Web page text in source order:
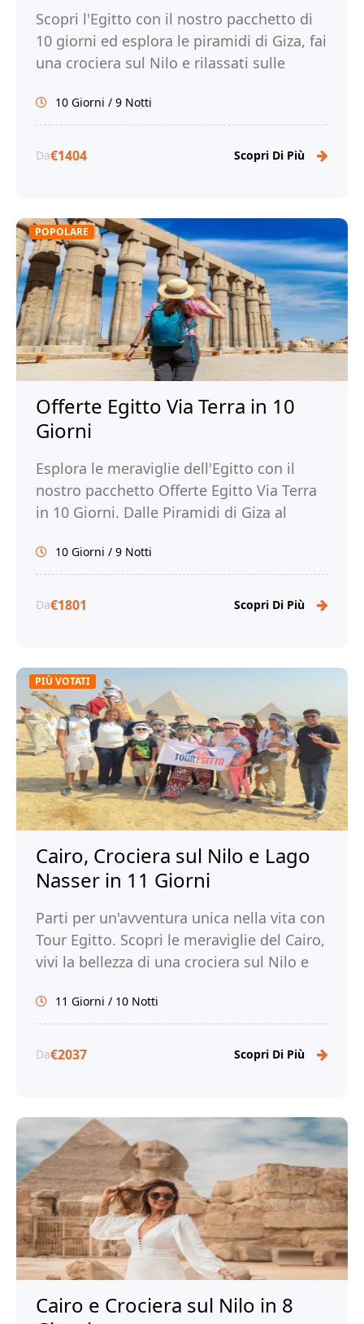
Scopri l'Egitto con il nostro pacchetto di
10 giorni ed esplora le piramidi di Giza, fai
una crociera sul Nilo e rilassati sulle
10 Giorni / 9 Notti
Da€1404 Scopri Di Più
POPOLARE
Offerte Egitto Via Terra in 10
Giorni
Esplora le meraviglie dell'Egitto con il
nostro pacchetto Offerte Egitto Via Terra
in 10 Giorni. Dalle Piramidi di Giza al
bellezza dell'Egitto. Prenota la tua
avventura con Tour Egitto!
10 Giorni / 9 Notti
Da€1801 Scopri Di Più
PIÙ VOTATI
Cairo, Crociera sul Nilo e Lago
Nasser in 11 Giorni
Parti per un'avventura unica nella vita con
Tour Egitto. Scopri le meraviglie del Cairo,
vivi la bellezza di una crociera sul Nilo e
storia e cultura dell'Egitto.
11 Giorni / 10 Notti
Da€2037 Scopri Di Più
Cairo e Crociera sul Nilo in 8